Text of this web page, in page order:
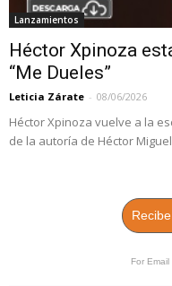
Lanzamientos
Héctor Xpinoza
“Me Dueles”
Leticia Zárate - 08/06/2026
Héctor Xpinoza vuelve a la
de la autoría de Héctor
For